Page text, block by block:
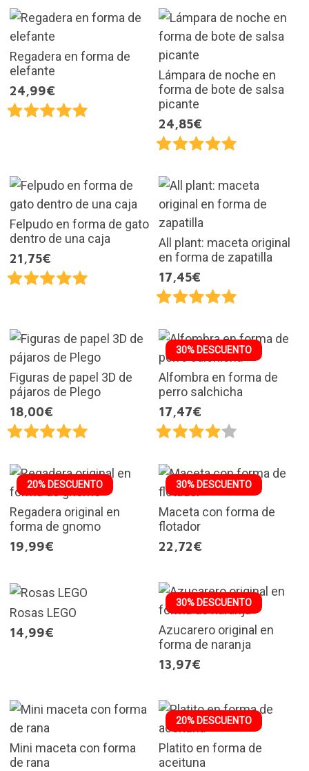
Regadera en forma de
elefante
24,99€
Lámpara de noche en
forma de bote de salsa
picante
24,85€
Felpudo en forma de gato
dentro de una caja
21,75€
All plant: maceta original
en forma de zapatilla
17,45€
Figuras de papel 3D de
pájaros de Plego
18,00€
30% DESCUENTO
Alfombra en forma de
perro salchicha
17,47€
20% DESCUENTO
Regadera original en
forma de gnomo
19,99€
30% DESCUENTO
Maceta con forma de
flotador
22,72€
Rosas LEGO
14,99€
30% DESCUENTO
Azucarero original en
forma de naranja
13,97€
Mini maceta con forma
de rana
20% DESCUENTO
Platito en forma de
aceituna